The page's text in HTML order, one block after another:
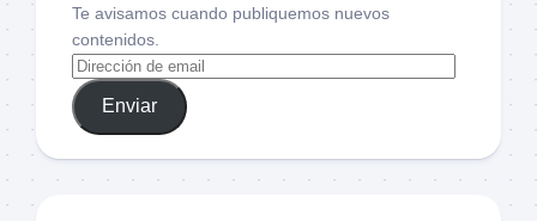
Te avisamos cuando publiquemos nuevos
contenidos.
Enviar